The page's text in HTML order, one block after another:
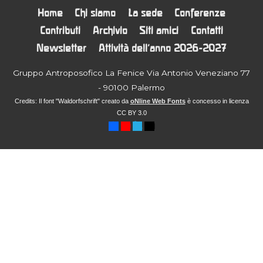
Home Chi siamo La sede
Conferenze
Contributi
Archivio Siti amici
Contatti
Newsletter
Attività dell’anno 2026-2027
Gruppo Antroposofico La Fenice Via Antonio Veneziano 77
- 90100 Palermo
Credits: Il font "Waldorfschrift" creato da oNline Web Fontsè concesso in licenza
CC BY 3.0